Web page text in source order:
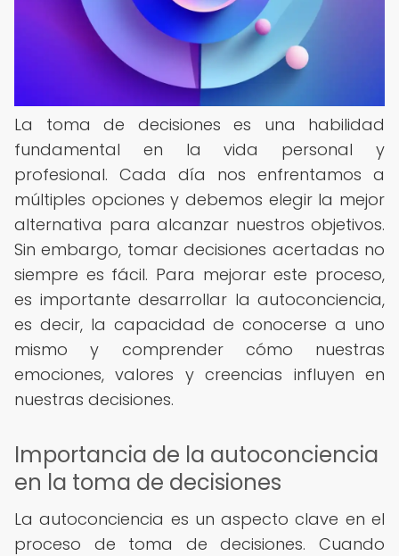
La toma de decisiones es una habilidad
fundamental en la vida personal y
profesional. Cada día nos enfrentamos a
múltiples opciones y debemos elegir la mejor
alternativa para alcanzar nuestros objetivos.
Sin embargo, tomar decisiones acertadas no
siempre es fácil. Para mejorar este proceso,
es importante desarrollar la autoconciencia,
es decir, la capacidad de conocerse a uno
mismo y comprender cómo nuestras
emociones, valores y creencias influyen en
nuestras decisiones.
Importancia de la autoconciencia
en la toma de decisiones
La autoconciencia es un aspecto clave en el
proceso de toma de decisiones. Cuando